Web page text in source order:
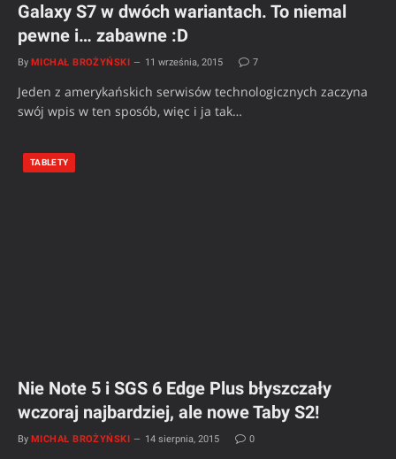
Galaxy S7 w dwóch wariantach. To niemal
pewne i… zabawne :D
By MICHAŁ BROŻYŃSKI 11 września, 2015 7
Jeden z amerykańskich serwisów technologicznych zaczyna
swój wpis w ten sposób, więc i ja tak…
TABLETY
Nie Note 5 i SGS 6 Edge Plus błyszczały
wczoraj najbardziej, ale nowe Taby S2!
By MICHAŁ BROŻYŃSKI 14 sierpnia, 2015 0